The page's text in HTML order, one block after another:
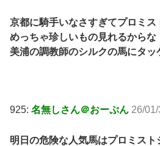
京都に騎手いなさすぎてプロミス
めっちゃ珍しいもの見れるからな
美浦の調教師のシルクの馬にタ
925: 名無しさん＠おーぷん 26/
明日の危険な人気馬はプロミス